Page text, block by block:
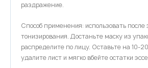
раздражение.
Способ применения: использовать
тонизирования. Достаньте маску из
распределите по лицу. Оставьте на 10-
удалите лист и мягко вбейте остатки